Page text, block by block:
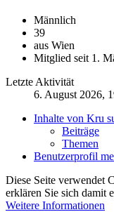
Männlich
39
aus Wien
Mitglied seit 1.
Letzte Aktivität
6. August 2026,
Inhalte von Kru
Beiträge
Themen
Benutzerprofil
Diese Seite verwendet
erklären Sie sich damit
Weitere Informationen